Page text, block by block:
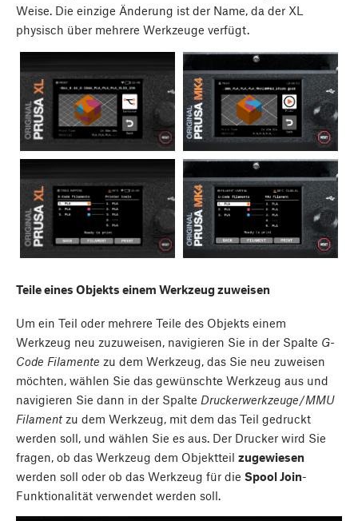
Weise. Die einzige Änderung ist der Name, da der XL
physisch über mehrere Werkzeuge verfügt.
Teile eines Objekts einem Werkzeug zuweisen
Um ein Teil oder mehrere Teile des Objekts einem
Werkzeug neu zuzuweisen, navigieren Sie in der Spalte G-
Code Filamente zu dem Werkzeug, das Sie neu zuweisen
möchten, wählen Sie das gewünschte Werkzeug aus und
navigieren Sie dann in der Spalte Druckerwerkzeuge/MMU
Filamentzu dem Werkzeug, mit dem das Teil gedruckt
werden soll, und wählen Sie es aus. Der Drucker wird Sie
fragen, ob das Werkzeug dem Objektteil zugewiesen
werden soll oder ob das Werkzeug für die Spool Join-
Funktionalität verwendet werden soll.